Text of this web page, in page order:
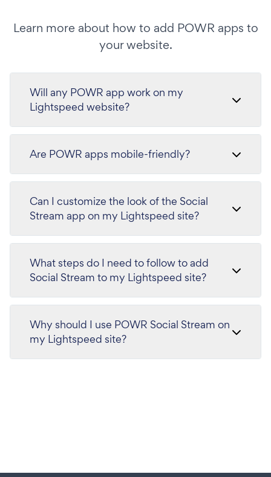
Learn more about how to add POWR apps to
your website.
Will any POWR app work on my
Lightspeed website?
Are POWR apps mobile-friendly?
Can I customize the look of the Social
Stream app on my Lightspeed site?
What steps do I need to follow to add
Social Stream to my Lightspeed site?
Why should I use POWR Social Stream on
my Lightspeed site?